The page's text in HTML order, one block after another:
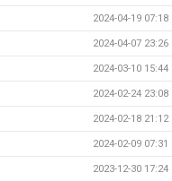
2024-04-19 07:18
2024-04-07 23:26
2024-03-10 15:44
2024-02-24 23:08
2024-02-18 21:12
2024-02-09 07:31
2023-12-30 17:24